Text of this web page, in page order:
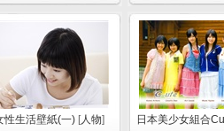
性生活壁紙(一)[人物] 日本美少女組合